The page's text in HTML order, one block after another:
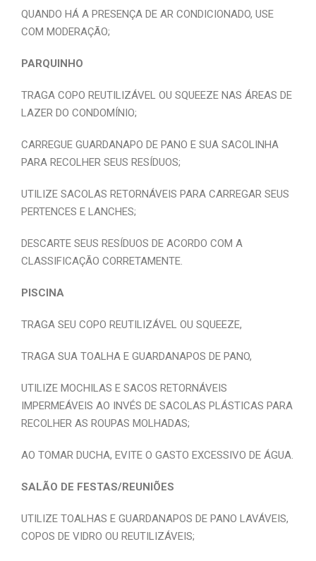
QUANDO HÁ A PRESENÇA DE AR CONDICIONADO, USE
COM MODERAÇÃO;
PARQUINHO
TRAGA COPO REUTILIZÁVEL OU SQUEEZE NAS ÁREAS DE
LAZER DO CONDOMÍNIO;
CARREGUE GUARDANAPO DE PANO E SUA SACOLINHA
PARA RECOLHER SEUS RESÍDUOS;
UTILIZE SACOLAS RETORNÁVEIS PARA CARREGAR SEUS
PERTENCES E LANCHES;
DESCARTE SEUS RESÍDUOS DE ACORDO COM A
CLASSIFICAÇÃO CORRETAMENTE.
PISCINA
TRAGA SEU COPO REUTILIZÁVEL OU SQUEEZE,
TRAGA SUA TOALHA E GUARDANAPOS DE PANO,
UTILIZE MOCHILAS E SACOS RETORNÁVEIS
IMPERMEÁVEIS AO INVÉS DE SACOLAS PLÁSTICAS PARA
RECOLHER AS ROUPAS MOLHADAS;
AO TOMAR DUCHA, EVITE O GASTO EXCESSIVO DE ÁGUA.
SALÃO DE FESTAS/REUNIÕES
UTILIZE TOALHAS E GUARDANAPOS DE PANO LAVÁVEIS,
COPOS DE VIDRO OU REUTILIZÁVEIS;